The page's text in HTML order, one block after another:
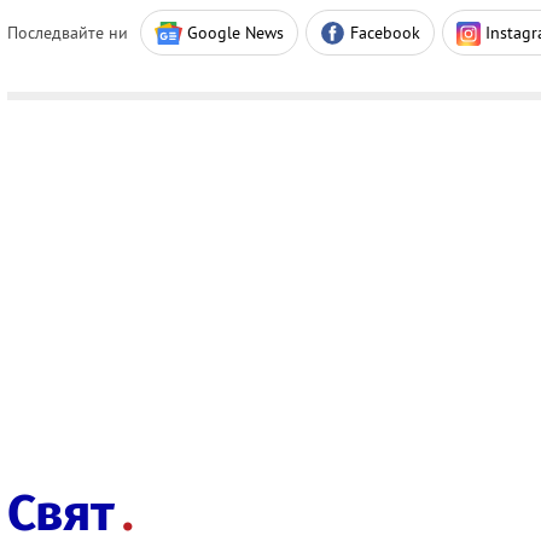
Последвайте ни Google News Facebook
Свят